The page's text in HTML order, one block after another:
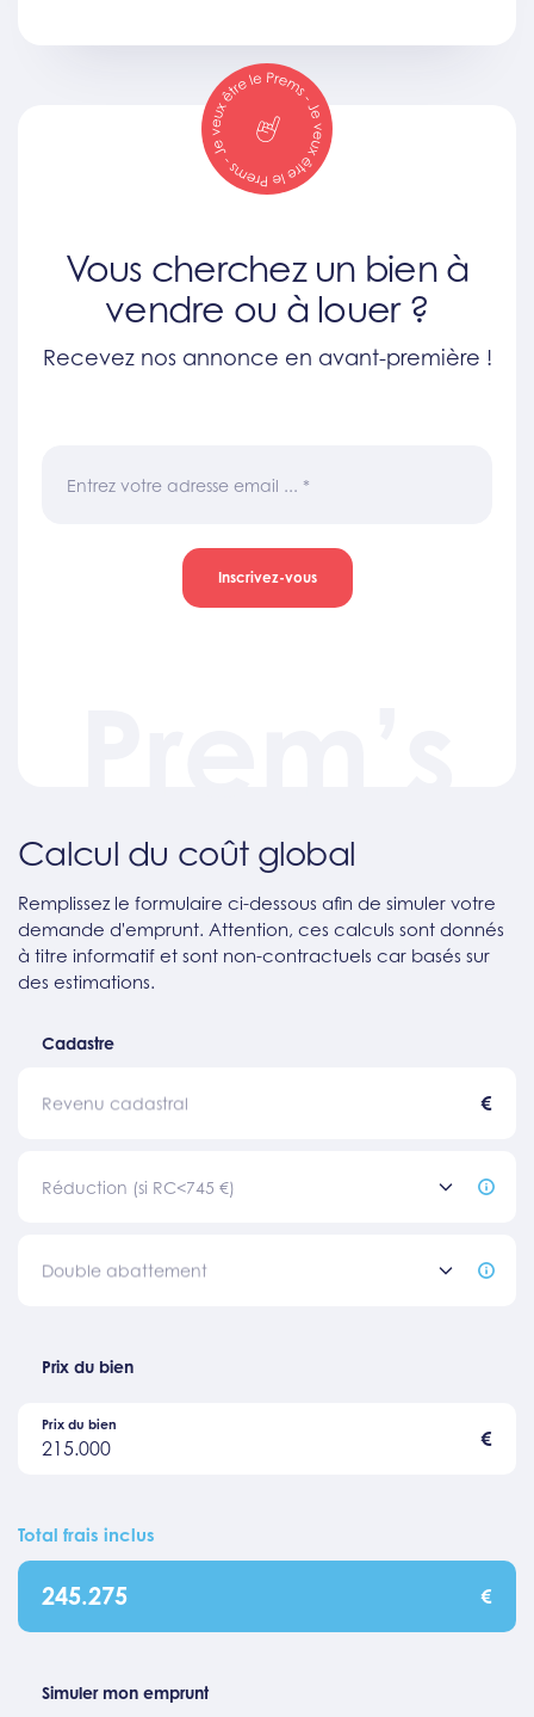
Vous cherchez un bien à
vendre ou à louer ?
Recevez nos annonce en avant-première !
Entrez votre adresse email ... *
Inscrivez-vous
Calcul du coût global
Remplissez le formulaire ci-dessous afin de simuler votre
demande d'emprunt. Attention, ces calculs sont donnés
à titre informatif et sont non-contractuels car basés sur
des estimations.
Cadastre
Revenu cadastral €
Réduction (si RC<745 €)
Double abattement
Prix du bien
215.000
Prix du bien
€
Total frais inclus
245.275 €
Simuler mon emprunt